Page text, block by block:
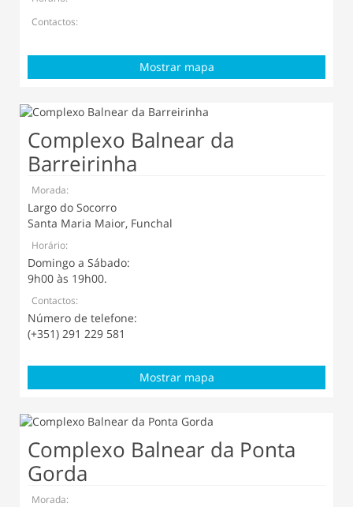
Contactos:
Mostrar mapa
Complexo Balnear da
Barreirinha
Morada:
Largo do Socorro
Santa Maria Maior, Funchal
Horário:
Domingo a Sábado:
9h00 às 19h00.
Contactos:
Número de telefone:
(+351) 291 229 581
Mostrar mapa
Complexo Balnear da Ponta
Gorda
Morada: